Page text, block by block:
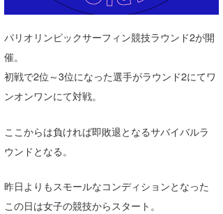
パリオリンピックサーフィン競技ラウンド2が開
催。
初戦で2位～3位になった選手がラウンド2にてワ
ンオンワンにて対戦。
ここからは負ければ即敗退となるサバイバルラ
ウンドとなる。
昨日よりもスモールなコンディションとなった
この日は女子の競技からスタート。
伊豆
千葉南
大阪
四国
沖縄
ルール＆How to
VOTE!
サーファーズ
ライター/寄稿メディア
Naoya Kimoto
メディア